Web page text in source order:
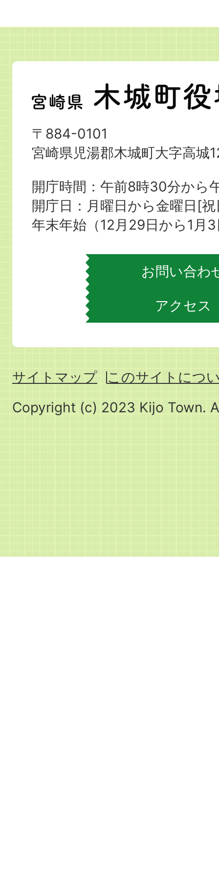
宮
崎
県
木
町
役
場
〒884-0101
宮崎県児湯郡木城町大字高城
開庁時間：午前8時30分から
開庁日：月曜日から金曜日[
年末年始（12月29日から1月
お問い合わ
アクセス
サイトマップ
このサイトにつ
Copyright (c) 2023 Kijo Town.